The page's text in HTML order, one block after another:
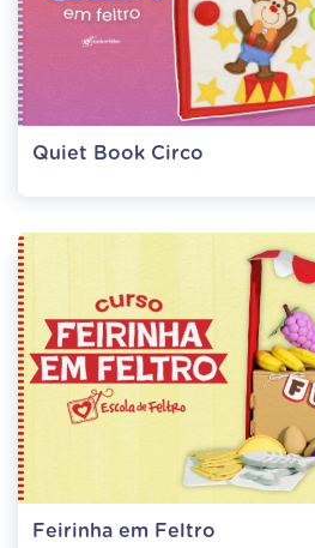
Quiet Book Circo
Feirinha em Feltro